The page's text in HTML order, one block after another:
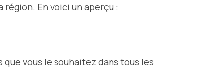
En voici un aperçu :
que vous le souhaitez dans tous les